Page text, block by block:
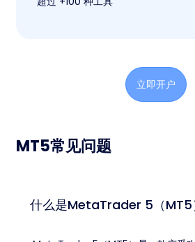
立即开户
MT5常见问题
什么是MetaTrader 5（MT5